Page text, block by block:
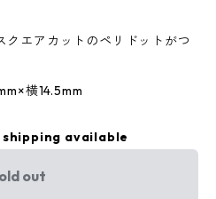
エアカットのペリドットがつ
横14.5mm
available
out